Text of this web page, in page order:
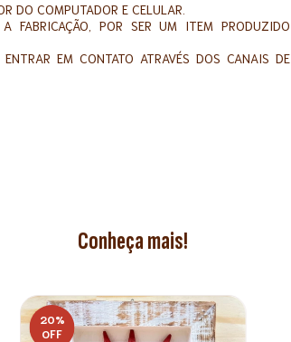
DO COMPUTADOR E CELULAR.
FABRICAÇÃO, POR SER UM ITEM PRODUZIDO
EM CONTATO ATRAVÉS DOS CANAIS DE
Conheça mais!
20%
OFF